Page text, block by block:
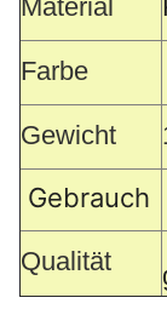
Material
Farbe
Gewicht
Gebrauch
Qualität